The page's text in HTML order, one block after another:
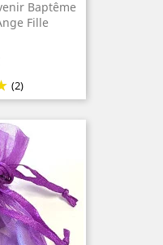
Baptême
Fille
(2)